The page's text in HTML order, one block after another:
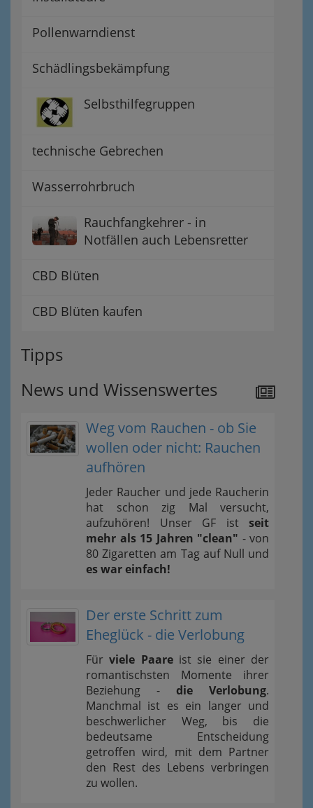
Pollenwarndienst
Schädlingsbekämpfung
Selbsthilfegruppen
technische Gebrechen
Wasserrohrbruch
Rauchfangkehrer - in
Notfällen auch Lebensretter
CBD Blüten
CBD Blüten kaufen
Tipps
News und Wissenswertes
Weg vom Rauchen - ob Sie
wollen oder nicht: Rauchen
aufhören
Jeder Raucher und jede Raucherin
hat schon zig Mal versucht,
aufzuhören! Unser GF ist seit
mehr als 15 Jahren "clean" - von
80 Zigaretten am Tag auf Null und
es war einfach!
Der erste Schritt zum
Eheglück - die Verlobung
Fürviele Paareist sie einer der
romantischsten Momente ihrer
Beziehung - die Verlobung.
Manchmal ist es ein langer und
beschwerlicher Weg, bis die
bedeutsame Entscheidung
getroffen wird, mit dem Partner
den Rest des Lebens verbringen
zu wollen.